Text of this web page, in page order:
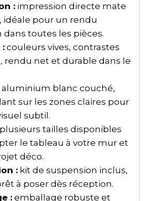
:impression directe mate
idéale pour un rendu
toutes les pièces.
:couleurs vives, contrastes
rendu net et durable dans le
blanc couché,
sur les zones claires pour
subtil.
tailles disponibles
le tableau à votre mur et
déco.
:kit de suspension inclus,
à poser dès réception.
:emballage robuste et